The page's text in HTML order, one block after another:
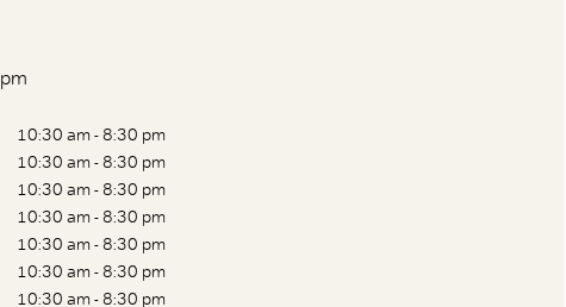
10:30 am - 8:30 pm
10:30 am - 8:30 pm
10:30 am - 8:30 pm
10:30 am - 8:30 pm
10:30 am - 8:30 pm
10:30 am - 8:30 pm
10:30 am - 8:30 pm